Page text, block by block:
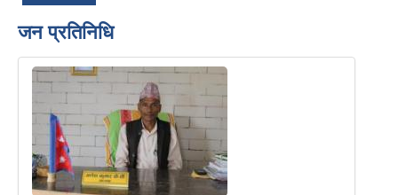
जन प्रतिनिधि